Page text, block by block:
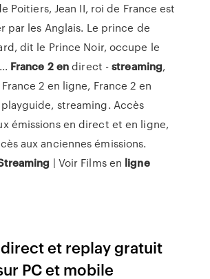
Poitiers, Jean II, roi de France est
par les Anglais. Le prince de
dit le Prince Noir, occupe le
France 2 endirect -streaming,
France 2 en ligne, France 2 en
streaming. Accès
émissions en direct et en ligne,
aux anciennes émissions.
| Voir Films en ligne
direct et replay gratuit
PC et mobile